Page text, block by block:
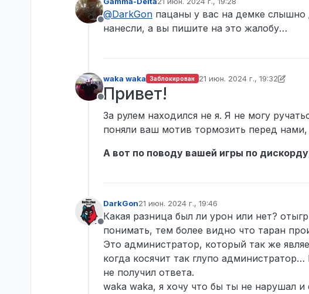
Твои контакты для связи
Ник участника команды: waka
Дата и время произошедшего
обратно в машину и молча
https://youtu.be/BN6YSVTJgkk
Ознакомлен
Не в сети
отредактировано
@DarkGon пацаны у вас на демке
нанесли, а вы пишите на это жалобу…
Не в сети
waka waka Заблокирован 21 июн. 2024 г., 19:32
отредактировано waka waka
Привет!
За рулем находился не я. Я не могу
поняли ваш мотив тормозить перед
А вот по поводу вашей игры по
Не в сети
DarkGon21 июн. 2024 г., 19:46
отредактировано
Какая разница был ли урон или нет?
понимать, тем более видно что таран
Это администратор, который так же
когда косячит так глупо
не получил ответа.
waka waka, я хочу что бы ты не нарушал